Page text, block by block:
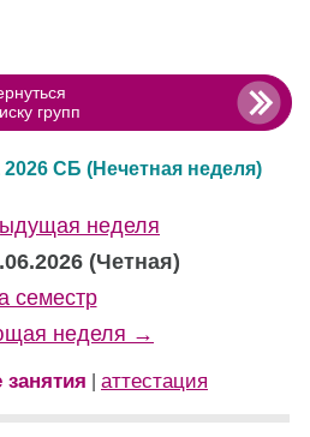
групп
2026 СБ (Нечетная неделя)
неделя
(Четная)
семестр
неделя →
занятия аттестация